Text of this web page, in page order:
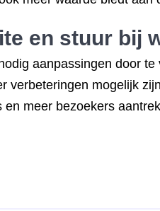
en stuur bij
aanpassingen door te
verbeteringen mogelijk
meer bezoekers